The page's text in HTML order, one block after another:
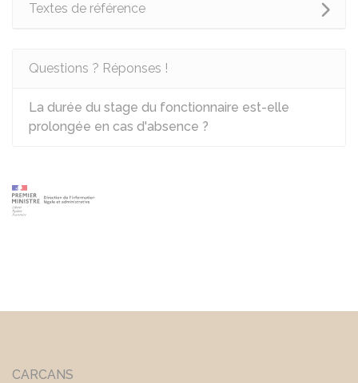
Textes de référence
Questions ? Réponses !
La durée du stage du fonctionnaire est-elle
prolongée en cas d'absence ?
CARCANS